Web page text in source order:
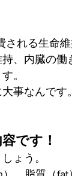
される生命
、内臓の
。
事なんです。
です！
ょう。